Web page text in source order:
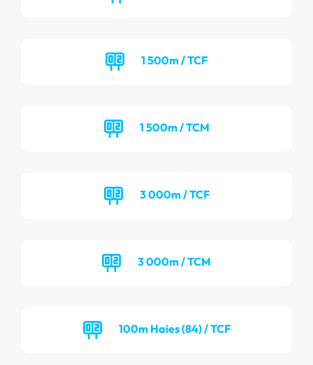
1 500m / TCF
1 500m / TCM
3 000m / TCF
3 000m / TCM
100m Haies (84) / TCF